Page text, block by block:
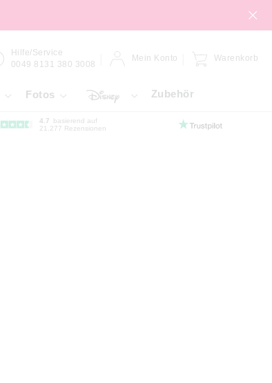
Hilfe/Service
0049 8131 380 3008
Mein Konto Warenkorb
Fotos Zubehör
4.7
basierend auf
21.277 Rezensionen